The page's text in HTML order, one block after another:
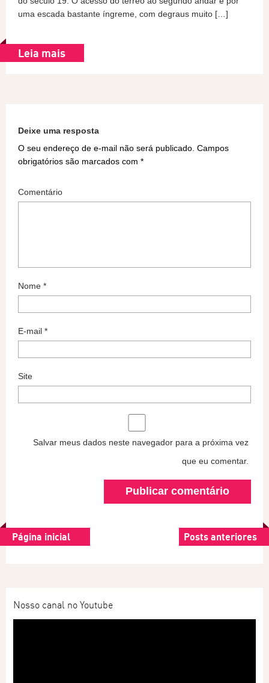
uma escada bastante íngreme, com degraus muito […]
Leia mais
Deixe uma resposta
O seu endereço de e-mail não será publicado. Campos
obrigatórios são marcados com *
Comentário
Nome *
E-mail *
Site
Salvar meus dados neste navegador para a próxima vez
que eu comentar.
Página inicial Posts anteriores
Nosso canal no Youtube
Tocador